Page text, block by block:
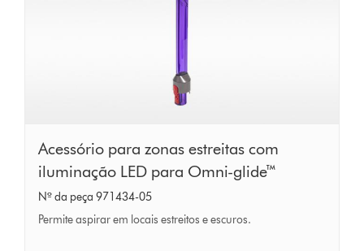
Acessório
para
zonas
estreitas
Acessório para zonas estreitas com
iluminação LED para Omni-glide™
Nº da peça 971434-05
Permite aspirar em locais estreitos e escuros.